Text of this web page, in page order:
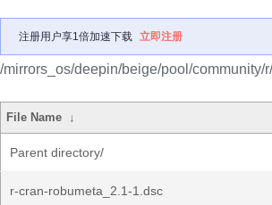
注册用户享1倍加速下载 立即注册
/mirrors_os/deepin/beige/pool/community/
File Name ↓
Parent directory/
r-cran-robumeta_2.1-1.dsc